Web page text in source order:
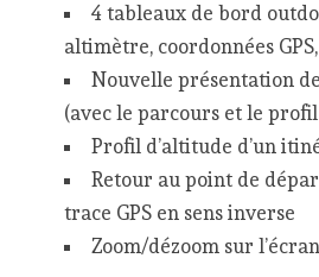
4 tableaux de bord
altimètre, coordonnées
Nouvelle présentation
(avec le parcours et le
Profil d’altitude d’un
Retour au point de
trace GPS en sens inverse
Zoom/dézoom sur